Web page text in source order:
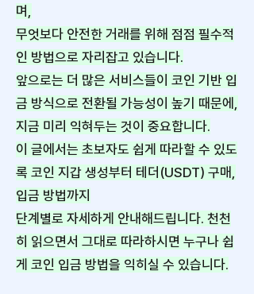
며,
무엇보다 안전한 거래를 위해 점점 필수적
인 방법으로 자리잡고 있습니다.
앞으로는 더 많은 서비스들이 코인 기반 입
금 방식으로 전환될 가능성이 높기 때문에,
지금 미리 익혀두는 것이 중요합니다.
이 글에서는 초보자도 쉽게 따라할 수 있도
록 코인 지갑 생성부터 테더(USDT) 구매,
입금 방법까지
단계별로 자세하게 안내해드립니다. 천천
히 읽으면서 그대로 따라하시면 누구나 쉽
게 코인 입금 방법을 익히실 수 있습니다.